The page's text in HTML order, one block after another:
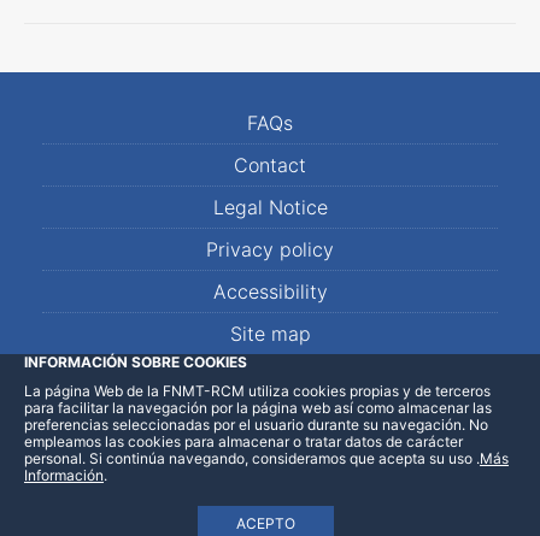
FAQs
Contact
Legal Notice
Privacy policy
Accessibility
Site map
LinkedInFacebookWhatsApp
INFORMACIÓN SOBRE COOKIES
La página Web de la FNMT-RCM utiliza cookies propias y de terceros
para facilitar la navegación por la página web así como almacenar las
preferencias seleccionadas por el usuario durante su navegación. No
empleamos las cookies para almacenar o tratar datos de carácter
personal. Si continúa navegando, consideramos que acepta su uso
ACEPTO
.Más
Información.